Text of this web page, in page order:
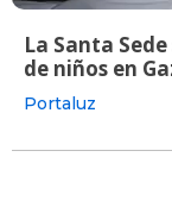
La Santa
de niños en
Portaluz